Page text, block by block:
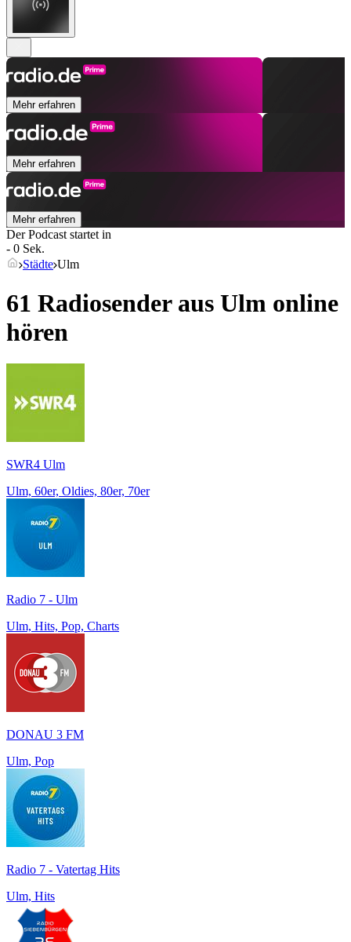
Mehr erfahren
Mehr erfahren
Mehr erfahren
Der Podcast startet in
- 0 Sek.
Städte Ulm
61 Radiosender aus Ulm online
hören
SWR4 Ulm
Ulm, 60er, Oldies, 80er, 70er
Radio 7 - Ulm
Ulm, Hits, Pop, Charts
DONAU 3 FM
Ulm, Pop
Radio 7 - Vatertag Hits
Ulm, Hits